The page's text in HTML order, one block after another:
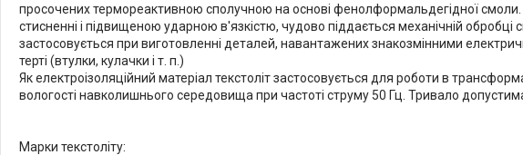
просочених термореактивною сполучною на основі фенолформальдегідної
стисненні і підвищеною ударною в'язкістю, чудово піддається механічній
застосовується при виготовленні деталей, навантажених знакозмінними
терті (втулки, кулачки і т. п.)
Як електроізоляційний матеріал текстоліт застосовується для роботи в
вологості навколишнього середовища при частоті струму 50 Гц. Тривало
Марки текстоліту: